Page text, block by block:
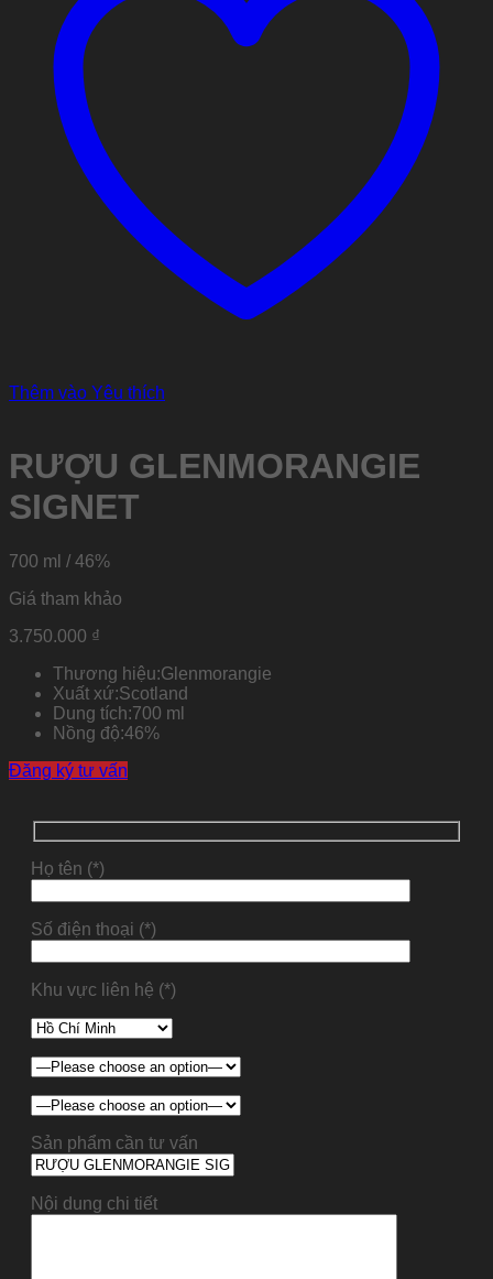
Thêm vào Yêu thích
RƯỢU GLENMORANGIE
SIGNET
700 ml / 46%
Giá tham khảo
3.750.000 ₫
Thương hiệu:Glenmorangie
Xuất xứ:Scotland
Dung tích:700 ml
Nồng độ:46%
Đăng ký tư vấn
Họ tên (*)
Số điện thoại (*)
Khu vực liên hệ (*)
Sản phẩm cần tư vấn
Nội dung chi tiết